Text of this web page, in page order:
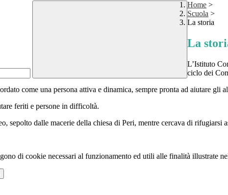
Home >
Scuola >
La storia
La
L’Istituto
ciclo dei
come una persona attiva e dinamica, sempre pronta ad aiutare gli
feriti e persone in difficoltà.
sepolto dalle macerie della chiesa di Peri, mentre cercava di rifugiarsi
di cookie necessari al funzionamento ed utili alle finalità illustrate